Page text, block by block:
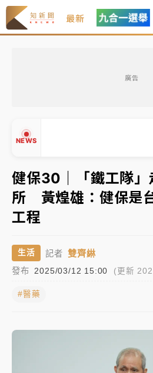
最新
廣告
NEWS
處置制度大變革！ 證交所今起
數與撮合時間
才續任就飛美國大學面試 清大
到來時引起我的好奇
白海豚颱風解除海警 西南風來
地午後雷雨
分析｜
標？ 鴻海本週法說法人關注的
盟 兩大愛徒向他致
和欣客運總裁逝世！少
▼
健保30｜「鐵工隊」
所 黃煌雄：健保是
工程
生活 記者 雙齊綝
發布 2025/03/12 15:00 (更新
#醫藥